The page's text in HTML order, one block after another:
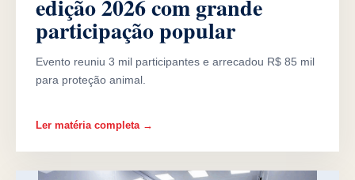
edição 2026 com grande
participação popular
Evento reuniu 3 mil participantes e arrecadou R$ 85 mil
para proteção animal.
Ler matéria completa →